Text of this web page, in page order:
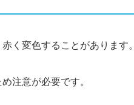
く変色することがあります。
注意が必要です。